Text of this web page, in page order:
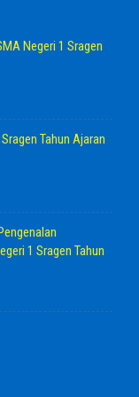
Negeri 1 Sragen
Tahun Ajaran
1 Sragen Tahun